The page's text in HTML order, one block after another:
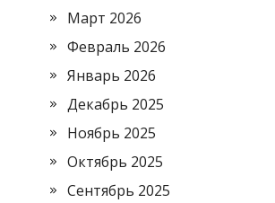
Март 2026
Февраль 2026
Январь 2026
Декабрь 2025
Ноябрь 2025
Октябрь 2025
Сентябрь 2025